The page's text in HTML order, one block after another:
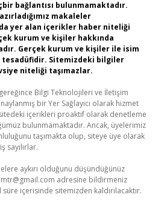
bağlantısı bulunmamaktadır.
makaleler
yer alan içerikler haber niteliği
kurum ve kişiler hakkında
Gerçek kurum ve kişiler ile isim
Sitemizdeki bilgiler
niteliği taşımazlar.
gereğince Bilgi Teknolojileri ve İletişim
bir Yer Sağlayıcı olarak hizmet
içerikleri proaktif olarak denetleme
bulunmamaktadır. Ancak, üyelerimiz
taşımakta olup, siteye üye olarak
sayılırlar.
aykırı olduğunu düşündüğünüz
adresine bildirmeniz
içerisinde sitemizden kaldırılacaktır.